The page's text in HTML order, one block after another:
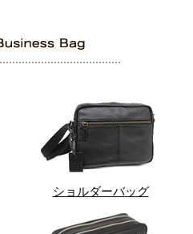
ショルダーバッグ